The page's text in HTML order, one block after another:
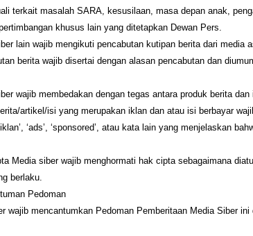
terkait masalah SARA, kesusilaan, masa depan anak,
khusus lain yang ditetapkan Dewan Pers.
lain wajib mengikuti pencabutan kutipan berita dari media
berita wajib disertai dengan alasan pencabutan dan
wajib membedakan dengan tegas antara produk berita dan
artikel/isi yang merupakan iklan dan atau isi berbayar
‘ads’, ‘sponsored’, atau kata lain yang menjelaskan
Media siber wajib menghormati hak cipta sebagaimana
berlaku.
Pedoman
wajib mencantumkan Pedoman Pemberitaan Media Siber